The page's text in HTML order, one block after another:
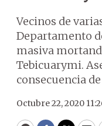
Vecinos de
Departamento
masiva
Tebicuarymi.
consecuencia
Octubre 22, 2020